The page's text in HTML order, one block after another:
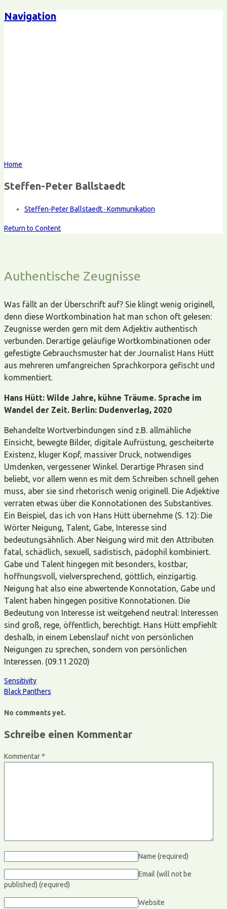
Navigation
Home
Steffen-Peter Ballstaedt
Steffen-Peter Ballstaedt · Kommunikation
Return to Content
Authentische Zeugnisse
Was fällt an der Überschrift auf? Sie klingt wenig originell,
denn diese Wortkombination hat man schon oft gelesen:
Zeugnisse werden gern mit dem Adjektiv authentisch
verbunden. Derartige geläufige Wortkombinationen oder
gefestigte Gebrauchsmuster hat der Journalist Hans Hütt
aus mehreren umfangreichen Sprachkorpora gefischt und
kommentiert.
Hans Hütt: Wilde Jahre, kühne Träume. Sprache im
Wandel der Zeit. Berlin: Dudenverlag, 2020
Behandelte Wortverbindungen sind z.B. allmähliche
Einsicht, bewegte Bilder, digitale Aufrüstung, gescheiterte
Existenz, kluger Kopf, massiver Druck, notwendiges
Umdenken, vergessener Winkel. Derartige Phrasen sind
beliebt, vor allem wenn es mit dem Schreiben schnell gehen
muss, aber sie sind rhetorisch wenig originell. Die Adjektive
verraten etwas über die Konnotationen des Substantives.
Ein Beispiel, das ich von Hans Hütt übernehme (S. 12): Die
Wörter Neigung, Talent, Gabe, Interesse sind
bedeutungsähnlich. Aber Neigung wird mit den Attributen
fatal, schädlich, sexuell, sadistisch, pädophil kombiniert.
Gabe und Talent hingegen mit besonders, kostbar,
hoffnungsvoll, vielversprechend, göttlich, einzigartig.
Neigung hat also eine abwertende Konnotation, Gabe und
Talent haben hingegen positive Konnotationen. Die
Bedeutung von Interesse ist weitgehend neutral: Interessen
sind groß, rege, öffentlich, berechtigt. Hans Hütt empfiehlt
deshalb, in einem Lebenslauf nicht von persönlichen
Neigungen zu sprechen, sondern von persönlichen
Interessen. (09.11.2020)
Sensitivity
Black Panthers
No comments yet.
Schreibe einen Kommentar
Kommentar*
Name (required)
Email (will not be
published) (required)
Website